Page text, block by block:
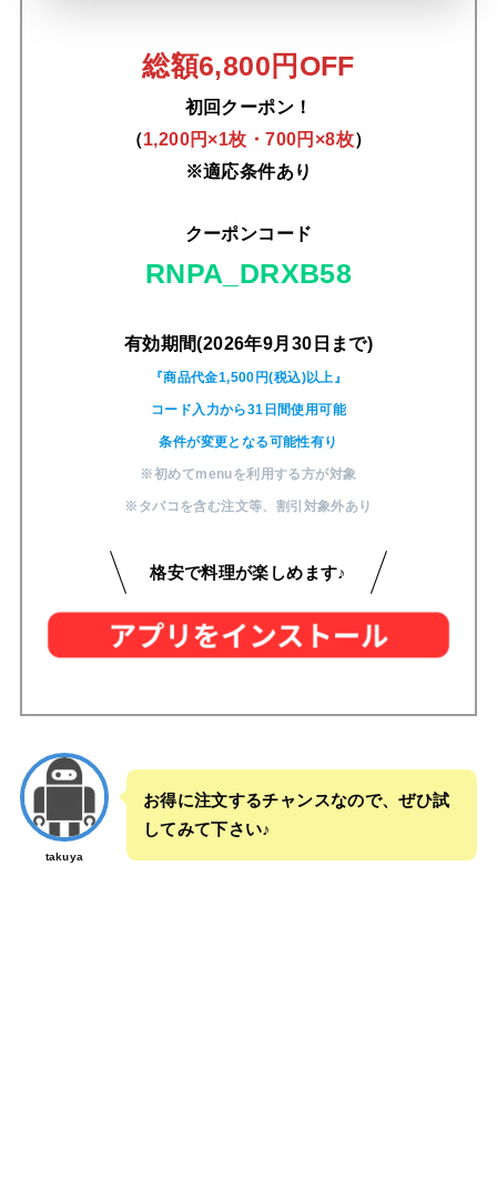
総額6,800円OFF
初回クーポン！
（1,200円×1枚・700円×8枚）
※適応条件あり
クーポンコード
RNPA_DRXB58
有効期間(2026年9月30日まで)
『商品代金1,500円(税込)以上』
コード入力から31日間使用可能
条件が変更となる可能性有り
※初めてmenuを利用する方が対象
※タバコを含む注文等 割引対象外あり
格安で料理が楽しめます♪
takuya
お得に注文するチャンスなので、ぜひ試
してみて下さい♪